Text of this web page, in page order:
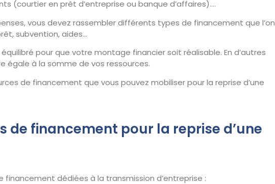
(courtier en prêt d’entreprise ou banque d’affaires)….
vous devez rassembler différents types de financement que l’on
subvention, aides…
pour que votre montage financier soit réalisable. En d’autres
égale à la somme de vos ressources.
de financement que vous pouvez mobiliser pour la reprise d’une
de financement pour la reprise d’une
dédiées à la transmission d’entreprise :